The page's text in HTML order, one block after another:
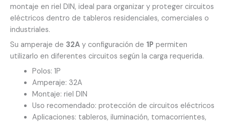
montaje en riel DIN, ideal para organizar y proteger circuitos
eléctricos dentro de tableros residenciales, comerciales o
industriales.
Su amperaje de 32A y configuración de 1P permiten
utilizarlo en diferentes circuitos según la carga requerida.
Polos: 1P
Amperaje: 32A
Montaje: riel DIN
Uso recomendado: protección de circuitos eléctricos
Aplicaciones: tableros, iluminación, tomacorrientes,